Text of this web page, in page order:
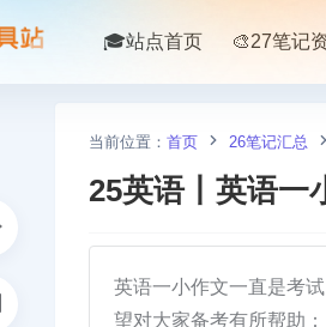
🎓站点首页 🎨27笔记
当前位置： 首页 26笔记汇总
25英语丨英语一
英语一小作文一直是考
望对大家备考有所帮助：